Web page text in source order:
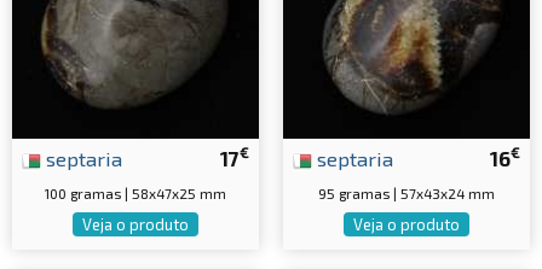
17€
septaria
100 gramas | 58x47x25 mm
Veja o produto
16€
septaria
95 gramas | 57x43x24 mm
Veja o produto